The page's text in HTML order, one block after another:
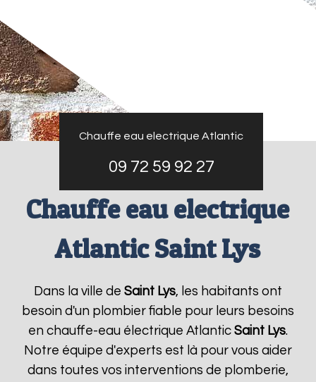
Chauffe eau electrique Atlantic
09 72 59 92 27
Chauffe eau electrique
Atlantic Saint Lys
Dans la ville de Saint Lys, les habitants ont
besoin d'un plombier fiable pour leurs besoins
en chauffe-eau électrique Atlantic Saint Lys.
Notre équipe d'experts est là pour vous aider
dans toutes vos interventions de plomberie,